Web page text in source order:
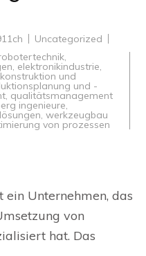
Uncategorized
,
, elektronikindustrie,
konstruktion und
und -
, qualitätsmanagement
ingenieure,
, werkzeugbau
von prozessen
ein Unternehmen, das
von
hat. Das